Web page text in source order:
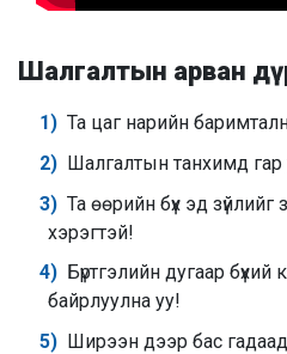
Шалгалтын арван
Та цаг нарийн
Шалгалтын танхимд гар
Та өөрийн бүх эд зүйлийг
хэрэгтэй!
Бүртгэлийн дугаар
байрлуулна уу!
Ширээн дээр бас